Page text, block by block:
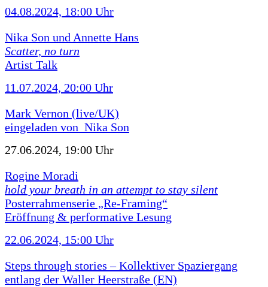
04.08.2024, 18:00 Uhr
Nika Son und Annette Hans
Scatter, no turn
Artist Talk
11.07.2024, 20:00 Uhr
Mark Vernon (live/UK)
eingeladen von Nika Son
27.06.2024, 19:00 Uhr
Rogine Moradi
hold your breath in an attempt to stay silent
Posterrahmenserie „Re-Framing“
Eröffnung & performative Lesung
22.06.2024, 15:00 Uhr
Steps through stories – Kollektiver Spaziergang
entlang der Waller Heerstraße (EN)